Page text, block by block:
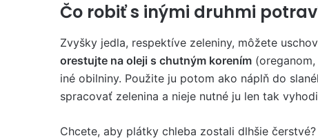
Čo robiť s inými druhmi
Zvyšky jedla, respektíve zeleniny, môžete
orestujte na oleji s chutným korením
iné obilniny. Použite ju potom ako náplň do
spracovať zelenina a nieje nutné ju len tak
Chcete, aby plátky chleba zostali dlhšie